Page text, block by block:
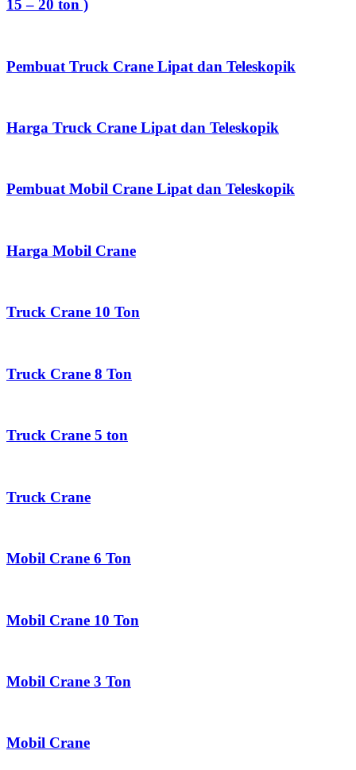
15 – 20 ton )
Pembuat Truck Crane Lipat dan Teleskopik
Harga Truck Crane Lipat dan Teleskopik
Pembuat Mobil Crane Lipat dan Teleskopik
Harga Mobil Crane
Truck Crane 10 Ton
Truck Crane 8 Ton
Truck Crane 5 ton
Truck Crane
Mobil Crane 6 Ton
Mobil Crane 10 Ton
Mobil Crane 3 Ton
Mobil Crane